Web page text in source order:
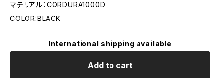
マテリアル：CORDURA1000D
COLOR:BLACK
International shipping available
Add to cart